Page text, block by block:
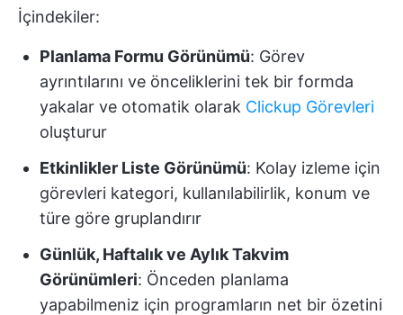
İçindekiler:
Planlama Formu Görünümü: Görev
ayrıntılarını ve önceliklerini tek bir formda
yakalar ve otomatik olarak Clickup Görevleri
oluşturur
Etkinlikler Liste Görünümü: Kolay izleme için
görevleri kategori, kullanılabilirlik, konum ve
türe göre gruplandırır
Günlük, Haftalık ve Aylık Takvim
Görünümleri: Önceden planlama
yapabilmeniz için programların net bir özetini